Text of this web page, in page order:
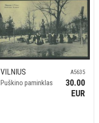
VILNIUS
Puškino paminklas
A5635
30.00
EUR